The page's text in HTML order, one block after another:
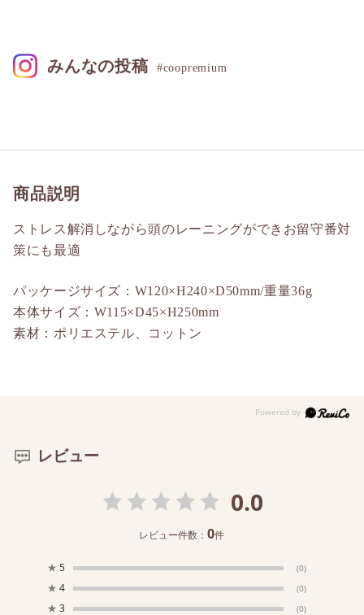
商品説明
ストレス解消しながら頭のレーニングができお留守番対
策にも最適
パッケージサイズ：W120×H240×D50mm/重量36g
本体サイズ：W115×D45×H250mm
素材：ポリエステル、コットン
みんなの投稿 #coopremium
レビュー
0.0
レビュー件数：0件
★ 5 (0)
★ 4 (0)
★ 3 (0)